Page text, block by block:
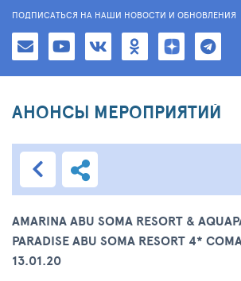
ПОДПИСАТЬСЯ НА НАШИ НОВОСТИ И ОБНОВЛЕНИЯ
АНОНСЫ МЕРОПРИЯТИЙ
AMARINA ABU SOMA RESORT &
PARADISE ABU SOMA RESORT 4*
13.01.20